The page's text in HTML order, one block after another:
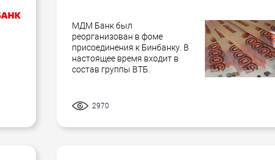
МДМ Банк был
реорганизован в фоме
присоединения к Бинбанку. В
настоящее время входит в
состав группы ВТБ.
2970